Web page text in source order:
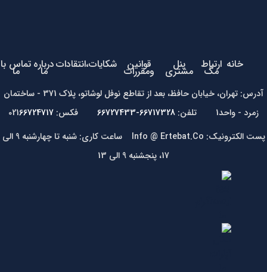
خانه ارتباط
مگ پنل
مشتری قوانین
ومقررات شکایات،انتقاداتدرباره
ما تماس با
ما
آدرس: تهران، خیابان حافظ، بعد از تقاطع نوفل لوشاتو، پلاک 371 - ساختمان
زمرد - واحد1 تلفن:
66717328-66727433 فکس: 021 66724717
پست الکترونیک: Info @ Ertebat.Co ساعت کاری: شنبه تا چهارشنبه 9 الی
17، پنجشنبه 9 الی 13